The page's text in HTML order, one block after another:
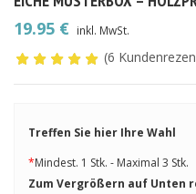
19.95 € inkl. MwSt.
(6
Treffen Sie hier Ihre Wahl
*Mindest. 1 Stk. - Maximal 3 Stk.
Zum Vergrößern auf Unten